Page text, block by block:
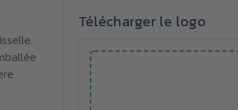
Télécharger le logo